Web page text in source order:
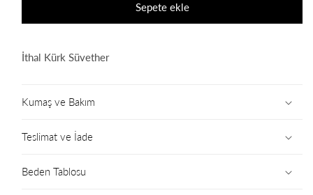
adedi
adedi
Sepete ekle
İthal Kürk Süvether
Kumaş ve Bakım
Teslimat ve İade
Beden Tablosu